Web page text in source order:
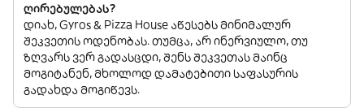
ღირებულებას?
დიახ, Gyros & Pizza House აწესებს მინიმალურ
შეკვეთის ოდენობას. თუმცა, არ ინერვიულო, თუ
ზღვარს ვერ გადასცდი, შენს შეკვეთას მაინც
მოგიტანენ, მხოლოდ დამატებითი საფასურის
გადახდა მოგიწევს.